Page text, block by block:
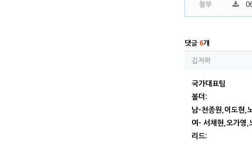
첨부
댓글 6개
김자하님의
김자하
국가대표팀
볼더:
남-천종원,이도현,
여- 서채현,오가영,
리드: